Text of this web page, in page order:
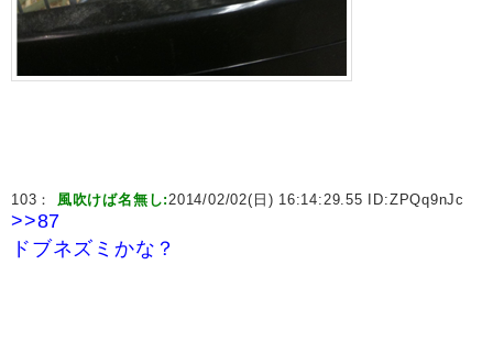
103： 風吹けば名無し:2014/02/02(日) 16:14:29.55 ID:ZPQq9nJc
>>87
ドブネズミかな？